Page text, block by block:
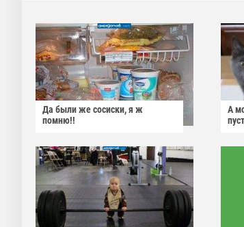
Да были же сосиски, я ж
помню!!
А